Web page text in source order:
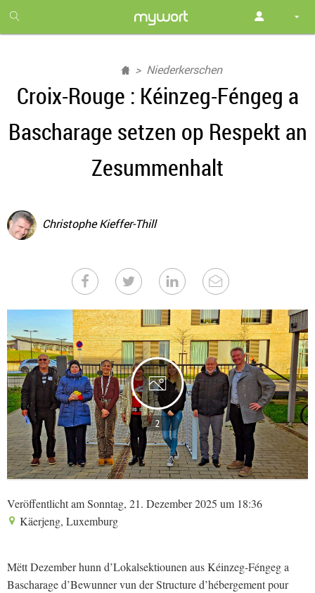
month
free
Niederkerschen
Croix-Rouge : Kéinzeg-Féngeg a
Bascharage setzen op Respekt an
Zesummenhalt
Christophe Kieffer-Thill
2
Veröffentlicht am Sonntag, 21. Dezember 2025 um 18:36
Käerjeng, Luxemburg
Mëtt Dezember hunn d’Lokalsektiounen aus Kéinzeg-Féngeg a
Bascharage d’Bewunner vun der Structure d’hébergement pour